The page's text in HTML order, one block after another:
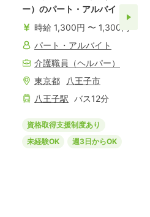
ー）のパート・アルバイトの
求人 【無料資格取得】
時給 1,300円 〜 1,300円
パート・アルバイト
介護職員（ヘルパー）
東京都
八王子市
八王子駅 バス12分
資格取得支援制度あり
未経験OK
週3日からOK